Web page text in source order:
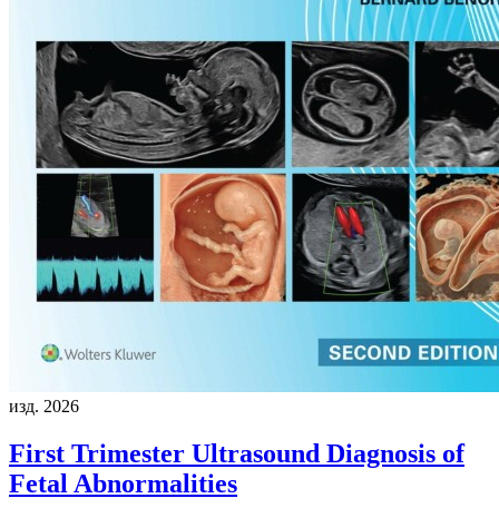
изд. 2026
First Trimester Ultrasound Diagnosis of
Fetal Abnormalities